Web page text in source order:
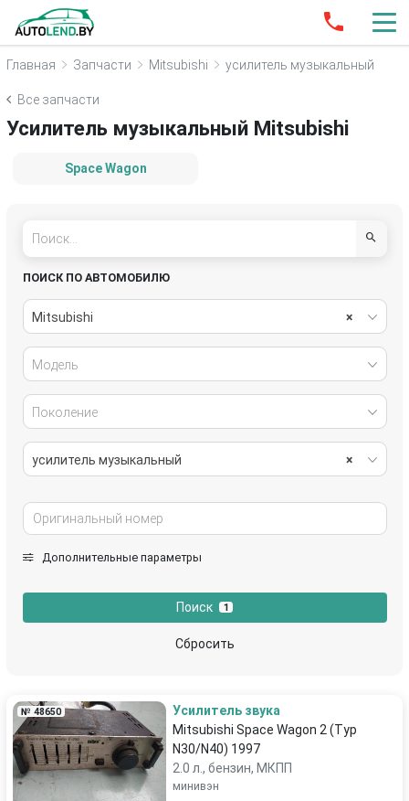
Главная Запчасти Mitsubishi усилитель музыкальный
Все запчасти
Усилитель музыкальный Mitsubishi
Space Wagon
ПОИСК ПО АВТОМОБИЛЮ
×
Mitsubishi
Модель
Поколение
×
усилитель музыкальный
Дополнительные параметры
Поиск 1
Сбросить
№ 48650
Усилитель звука
Mitsubishi Space Wagon 2 (Typ
N30/N40) 1997
2.0 л., бензин, МКПП
минивэн